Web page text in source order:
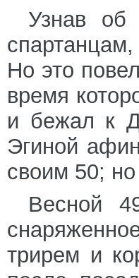
Узнав об
Но это
время
и бежал к
Эгиной
своим 50; но
Весной
трирем и